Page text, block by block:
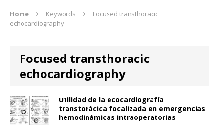
Home Keywords
Focused transthoracic
echocardiography
Focused transthoracic
echocardiography
Utilidad de la ecocardiografía
transtorácica focalizada en emergencias
hemodinámicas intraoperatorias